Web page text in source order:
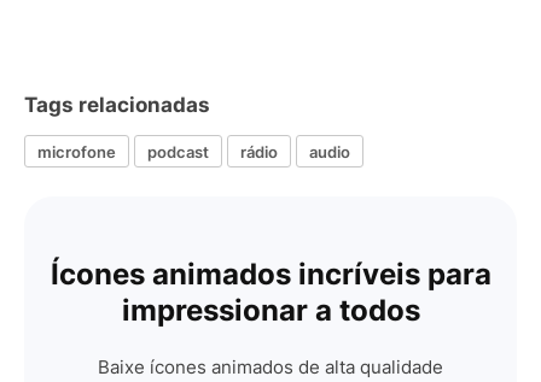
Tags relacionadas
microfone podcast rádio audio
Ícones animados incríveis para
impressionar a todos
Baixe ícones animados de alta qualidade